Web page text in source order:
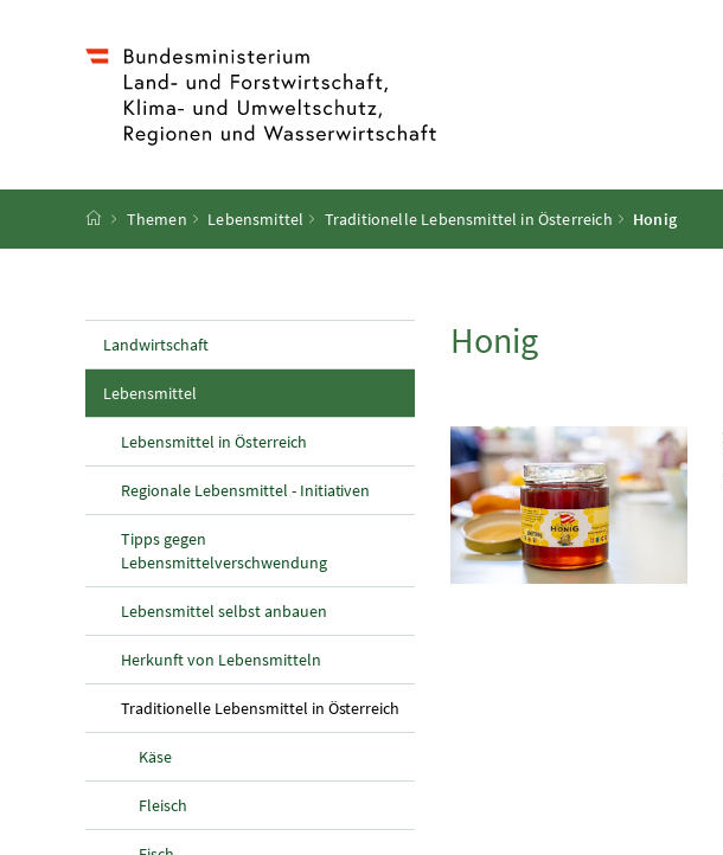
Startseite
Themen Lebensmittel Traditionelle Lebensmittel in Österreich Honig
Landwirtschaft
Lebensmittel(aktuelle Seite)
Lebensmittel in Österreich
Regionale Lebensmittel - Initiativen
Tipps gegen
Lebensmittelverschwendung
Lebensmittel selbst anbauen
Herkunft von Lebensmitteln
Traditionelle Lebensmittel in Österreich
Käse
Fleisch
Honig